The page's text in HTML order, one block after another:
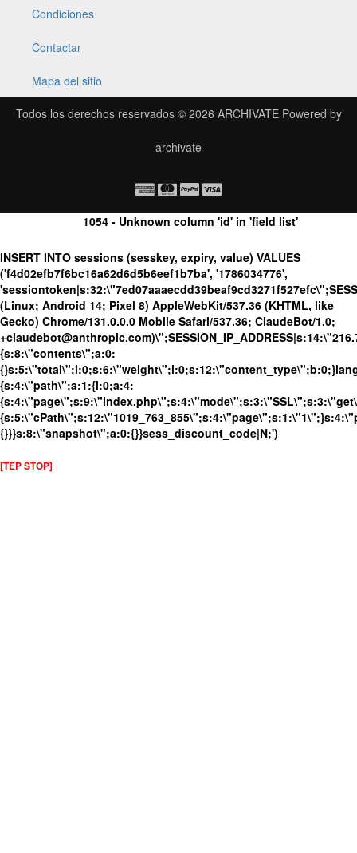
Condiciones
Contactar
Mapa del sitio
Todos los derechos reservados © 2026 ARCHIVATEPowered by
archivate
1054 - Unknown column 'id' in 'field list'
INSERT INTO sessions (sesskey, expiry, value) VALUES
('f4d02efb7f6bc16a62d6d5b6eef1b7ba', '1786034776',
(Linux; Android 14; Pixel 8) AppleWebKit/537.36 (KHTML, like
Gecko) Chrome/131.0.0.0 Mobile Safari/537.36; ClaudeBot/1.0;
{s:8:\"contents\";a:0:
{s:4:\"path\";a:1:{i:0;a:4:
{}}}s:8:\"snapshot\";a:0:{}}sess_discount_code|N;')
[TEP STOP]